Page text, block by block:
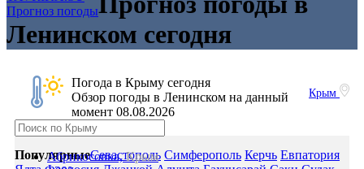
Прогноз погоды
Ленинском сегодня
Крым
Погода в Крыму сегодня
Обзор погоды в Ленинском на данный
момент 08.08.2026
Абрикосовка,Крым
ПопулярныеСевастополь Симферополь Керчь Евпатория